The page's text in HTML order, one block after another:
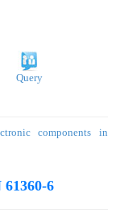
Query
components in
6